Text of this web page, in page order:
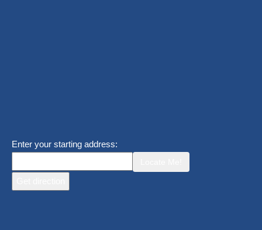
Enter your starting address: